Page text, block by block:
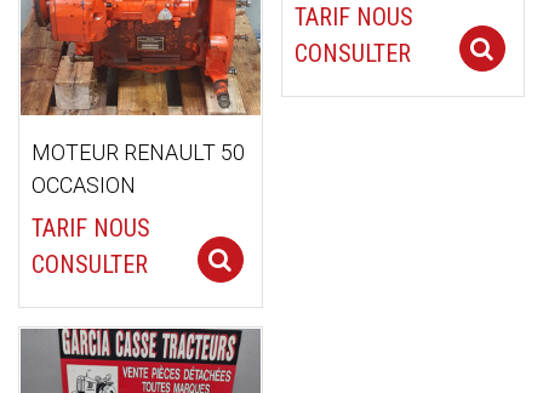
MOTEUR RENAULT 50
OCCASION
TARIF NOUS
CONSULTER
TARIF NOUS
CONSULTER